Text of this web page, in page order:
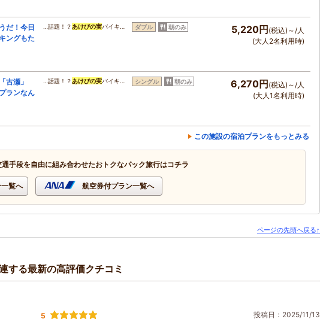
だ！今日
ングもた
…話題！？あけびの実バイキ… ダブル 朝のみ 5,220円 (税込)～/人
(大人2名利用時)
古瀬」
ランなん
…話題！？あけびの実バイキ… シングル 朝のみ 6,270円 (税込)～/人
(大人1名利用時)
この施設の宿泊プランをもっとみる
手段を自由に組み合わせたおトクなパック旅行はコチラ
覧へ 航空券付プラン一覧へ
ページの先頭へ戻る↑
する最新の高評価クチコミ
5
投稿日：2025/11/13